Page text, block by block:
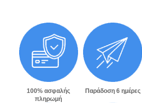
100% ασφαλής
πληρωμή
Παράδοση 6 ημέρες